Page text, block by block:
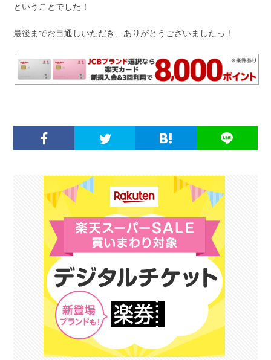
ということでした！
最後までお目通しいただき、ありがとうございましたっ！